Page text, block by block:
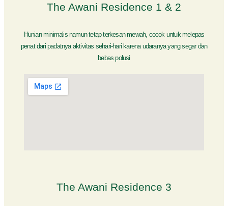
The Awani Residence 1 & 2
Hunian minimalis namun tetap terkesan mewah, cocok untuk melepas
penat dari padatnya aktivitas sehari-hari karena udaranya yang segar dan
bebas polusi
The Awani Residence 3